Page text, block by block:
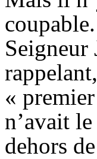
«
n’avait
dehors